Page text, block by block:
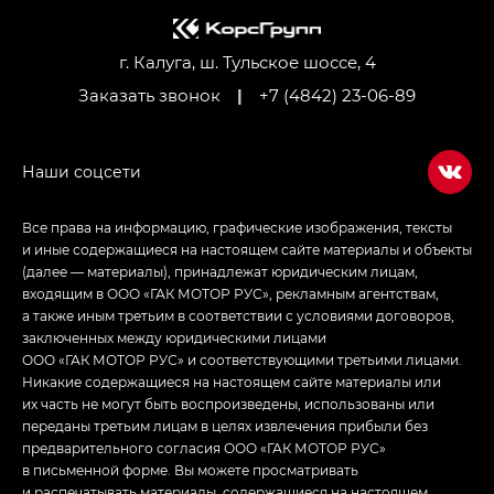
Джи Ти — GT, Джи Икс — GX,
Джи Икс ПРЕМИУМ — GX PREMIUM, ЛАУНЖ —
LOUNGE
Empow — Эмпау (Empow) в комплектации
г. Калуга, ш. Тульское шоссе, 4
Заказать звонок
| +7 (4842) 23-06-89
Все права на информацию, графические изображения, тексты
и иные содержащиеся на настоящем сайте материалы и объекты
(далее — материалы), принадлежат юридическим лицам,
входящим в ООО «ГАК МОТОР РУС», рекламным агентствам,
а также иным третьим в соответствии с условиями договоров,
заключенных между юридическими лицами
ООО «ГАК МОТОР РУС» и соответствующими третьими лицами.
Никакие содержащиеся на настоящем сайте материалы или
их часть не могут быть воспроизведены, использованы или
переданы третьим лицам в целях извлечения прибыли без
предварительного согласия ООО «ГАК МОТОР РУС»
в письменной форме. Вы можете просматривать